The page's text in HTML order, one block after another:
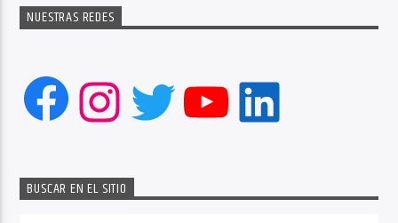
NUESTRAS REDES
Facebook
Instagram
Twitter
YouTube
LinkedIn
BUSCAR EN EL SITIO